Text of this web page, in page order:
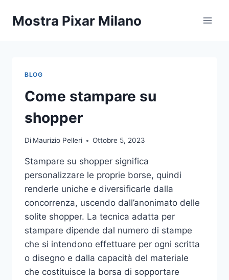
Mostra Pixar Milano
BLOG
Come stampare su
shopper
Di Maurizio Pelleri Ottobre 5, 2023
Stampare su shopper significa
personalizzare le proprie borse, quindi
renderle uniche e diversificarle dalla
concorrenza, uscendo dall’anonimato delle
solite shopper. La tecnica adatta per
stampare dipende dal numero di stampe
che si intendono effettuare per ogni scritta
o disegno e dalla capacità del materiale
che costituisce la borsa di sopportare